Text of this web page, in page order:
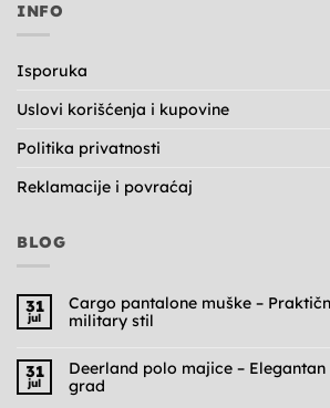
INFO
Isporuka
Uslovi korišćenja i kupovine
Politika privatnosti
Reklamacije i povraćaj
BLOG
31
jul
Cargo pantalone muške –
military stil
na
Cargo
pantalone
muške
31
jul
Deerland polo majice –
grad